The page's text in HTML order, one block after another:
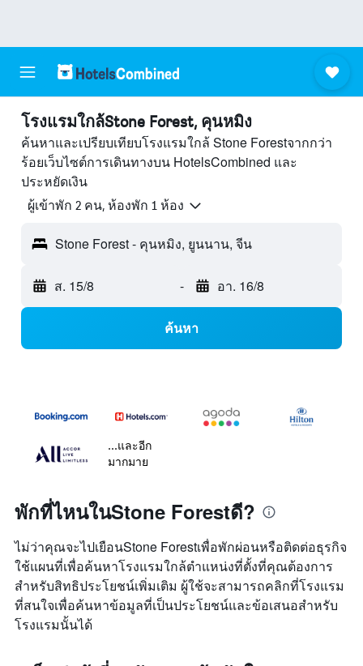
โรงแรมใกล้Stone Forest, คุนหมิง
ค้นหาและเปรียบเทียบโรงแรมใกล้ Stone Forestจากกว่า
ร้อยเว็บไซต์การเดินทางบน HotelsCombined และ
ประหยัดเงิน
ผู้เข้าพัก 2 คน, ห้องพัก 1 ห้อง
Stone Forest - คุนหมิง, ยูนนาน, จีน
ส. 15/8 - อา. 16/8
ค้นหา
...และอีก
มากมาย
พักที่ไหนในStone Forestดี?
ไม่ว่าคุณจะไปเยือนStone Forestเพื่อพักผ่อนหรือติดต่อธุรกิจ
ใช้แผนที่เพื่อค้นหาโรงแรมใกล้ตำแหน่งที่ตั้งที่คุณต้องการ
สำหรับสิทธิประโยชน์เพิ่มเติม ผู้ใช้จะสามารถคลิกที่โรงแรม
ที่สนใจเพื่อค้นหาข้อมูลที่เป็นประโยชน์และข้อเสนอสำหรับ
โรงแรมนั้นได้